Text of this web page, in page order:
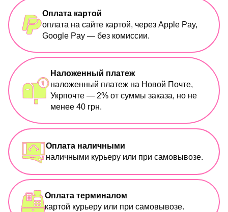
Оплата картой
оплата на сайте картой, через Apple Pay,
Google Pay — без комиссии.
Наложенный платеж
наложенный платеж на Новой Почте,
Укрпочте — 2% от суммы заказа, но не
менее 40 грн.
Оплата наличными
наличными курьеру или при самовывозе.
Оплата терминалом
картой курьеру или при самовывозе.